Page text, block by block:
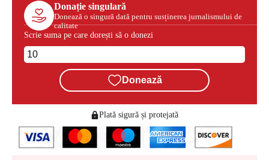
Donație singulară
Donează o singură dată pentru susținerea jurnalismului de
calitate
Scrie suma pe care dorești să o donezi
Donează
Plată sigură și protejată